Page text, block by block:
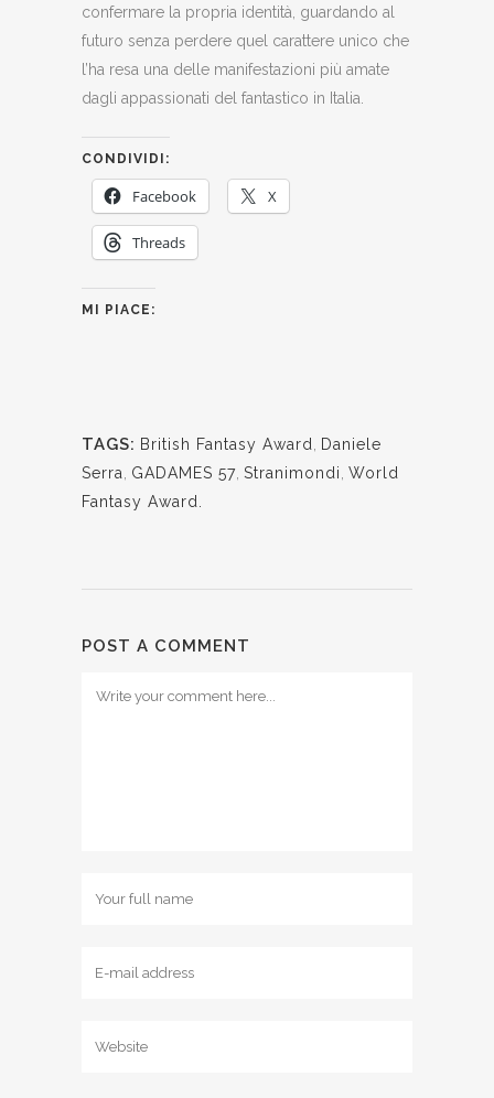
confermare la propria identità, guardando al
futuro senza perdere quel carattere unico che
l’ha resa una delle manifestazioni più amate
dagli appassionati del fantastico in Italia.
CONDIVIDI:
Facebook X
Threads
MI PIACE:
TAGS: British Fantasy Award
Daniele
Serra
GADAMES 57 Stranimondi World
Fantasy Award.
POST A COMMENT